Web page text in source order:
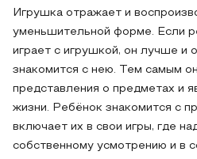
Игрушка отражает и
уменьшительной форме. Если
играет с игрушкой, он лучше и
знакомится с нею. Тем самым
представления о предметах и
жизни. Ребёнок знакомится с
включает их в свои игры, где
собственному усмотрению и в